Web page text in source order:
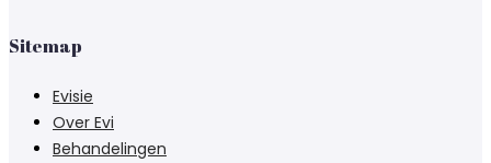
Sitemap
Evisie
Over Evi
Behandelingen